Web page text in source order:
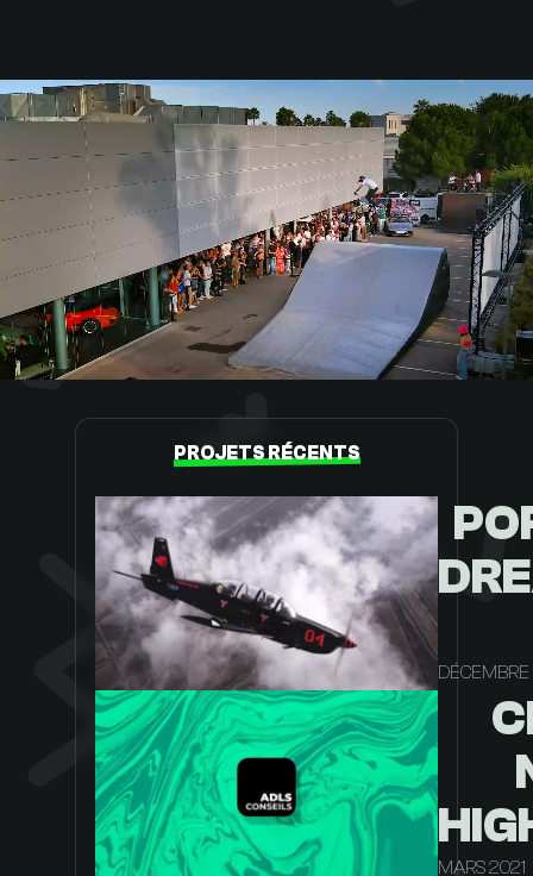
00:19 01:19
PROJETS RÉCENTS
MARS 2021